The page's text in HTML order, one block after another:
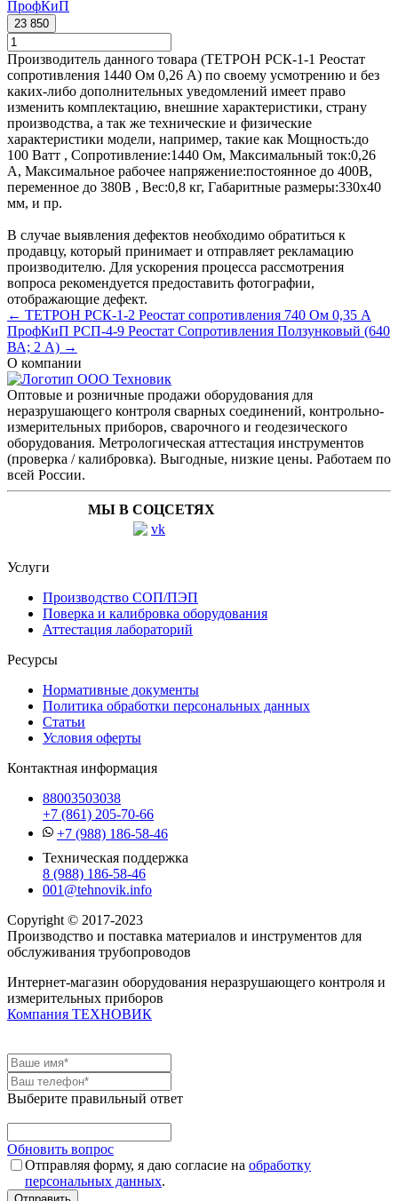
ПрофКиП
23 850
Производитель данного товара (ТЕТРОН РСК-1-1 Реостат
сопротивления 1440 Ом 0,26 А) по своему усмотрению и без
каких-либо дополнительных уведомлений имеет право
изменить комплектацию, внешние характеристики, страну
производства, а так же технические и физические
характеристики модели, например, такие как Мощность:до
100 Ватт , Сопротивление:1440 Ом, Максимальный ток:0,26
А, Максимальное рабочее напряжение:постоянное до 400В,
переменное до 380В , Вес:0,8 кг, Габаритные размеры:330х40
мм, и пр.
В случае выявления дефектов необходимо обратиться к
продавцу, который принимает и отправляет рекламацию
производителю. Для ускорения процесса рассмотрения
вопроса рекомендуется предоставить фотографии,
отображающие дефект.
← ТЕТРОН РСК-1-2 Реостат сопротивления 740 Ом 0,35 А
ПрофКиП РСП-4-9 Реостат Сопротивления Ползунковый (640
ВА; 2 А) →
О компании
Оптовые и розничные продажи оборудования для
неразрушающего контроля сварных соединений, контрольно-
измерительных приборов, сварочного и геодезического
оборудования. Метрологическая аттестация инструментов
(проверка / калибровка). Выгодные, низкие цены. Работаем по
всей России.
МЫ В СОЦСЕТЯХ
Услуги
Производство СОП/ПЭП
Поверка и калибровка оборудования
Аттестация лабораторий
Ресурсы
Нормативные документы
Политика обработки персональных данных
Статьи
Условия оферты
Контактная информация
88003503038
+7 (861) 205-70-66
+7 (988) 186-58-46
Техническая поддержка
8 (988) 186-58-46
001@tehnovik.info
Copyright © 2017-2023
Производство и поставка материалов и инструментов для
обслуживания трубопроводов
Интернет-магазин оборудования неразрушающего контроля и
измерительных приборов
Компания ТЕХНОВИК
Выберите правильный ответ
Обновить вопрос
Отправляя форму, я даю согласие на обработку
персональных данных.